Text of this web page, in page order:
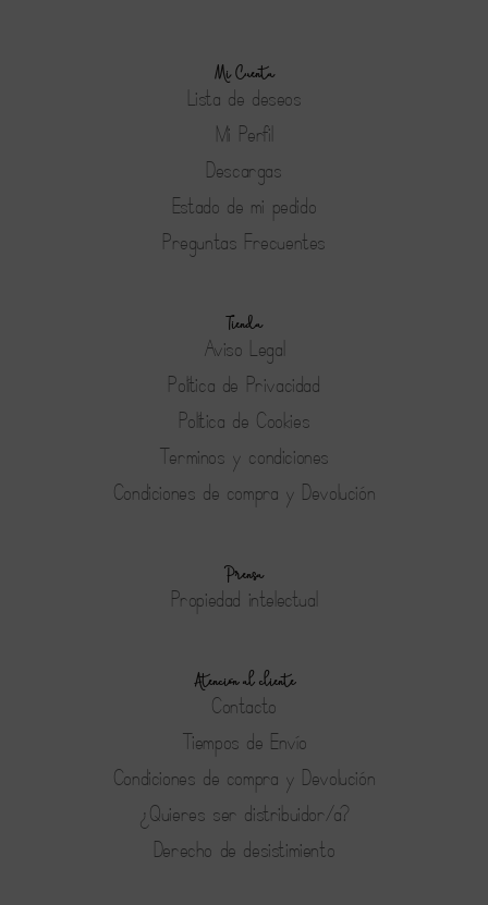
Mi Cuenta
Lista de deseos
Mi Perfil
Descargas
Estado de mi pedido
Preguntas Frecuentes
Tienda
Aviso Legal
Política de Privacidad
Política de Cookies
Terminos y condiciones
Condiciones de compra y Devolución
Prensa
Propiedad intelectual
Atención al cliente
Contacto
Tiempos de Envío
Condiciones de compra y Devolución
¿Quieres ser distribuidor/a?
Derecho de desistimiento